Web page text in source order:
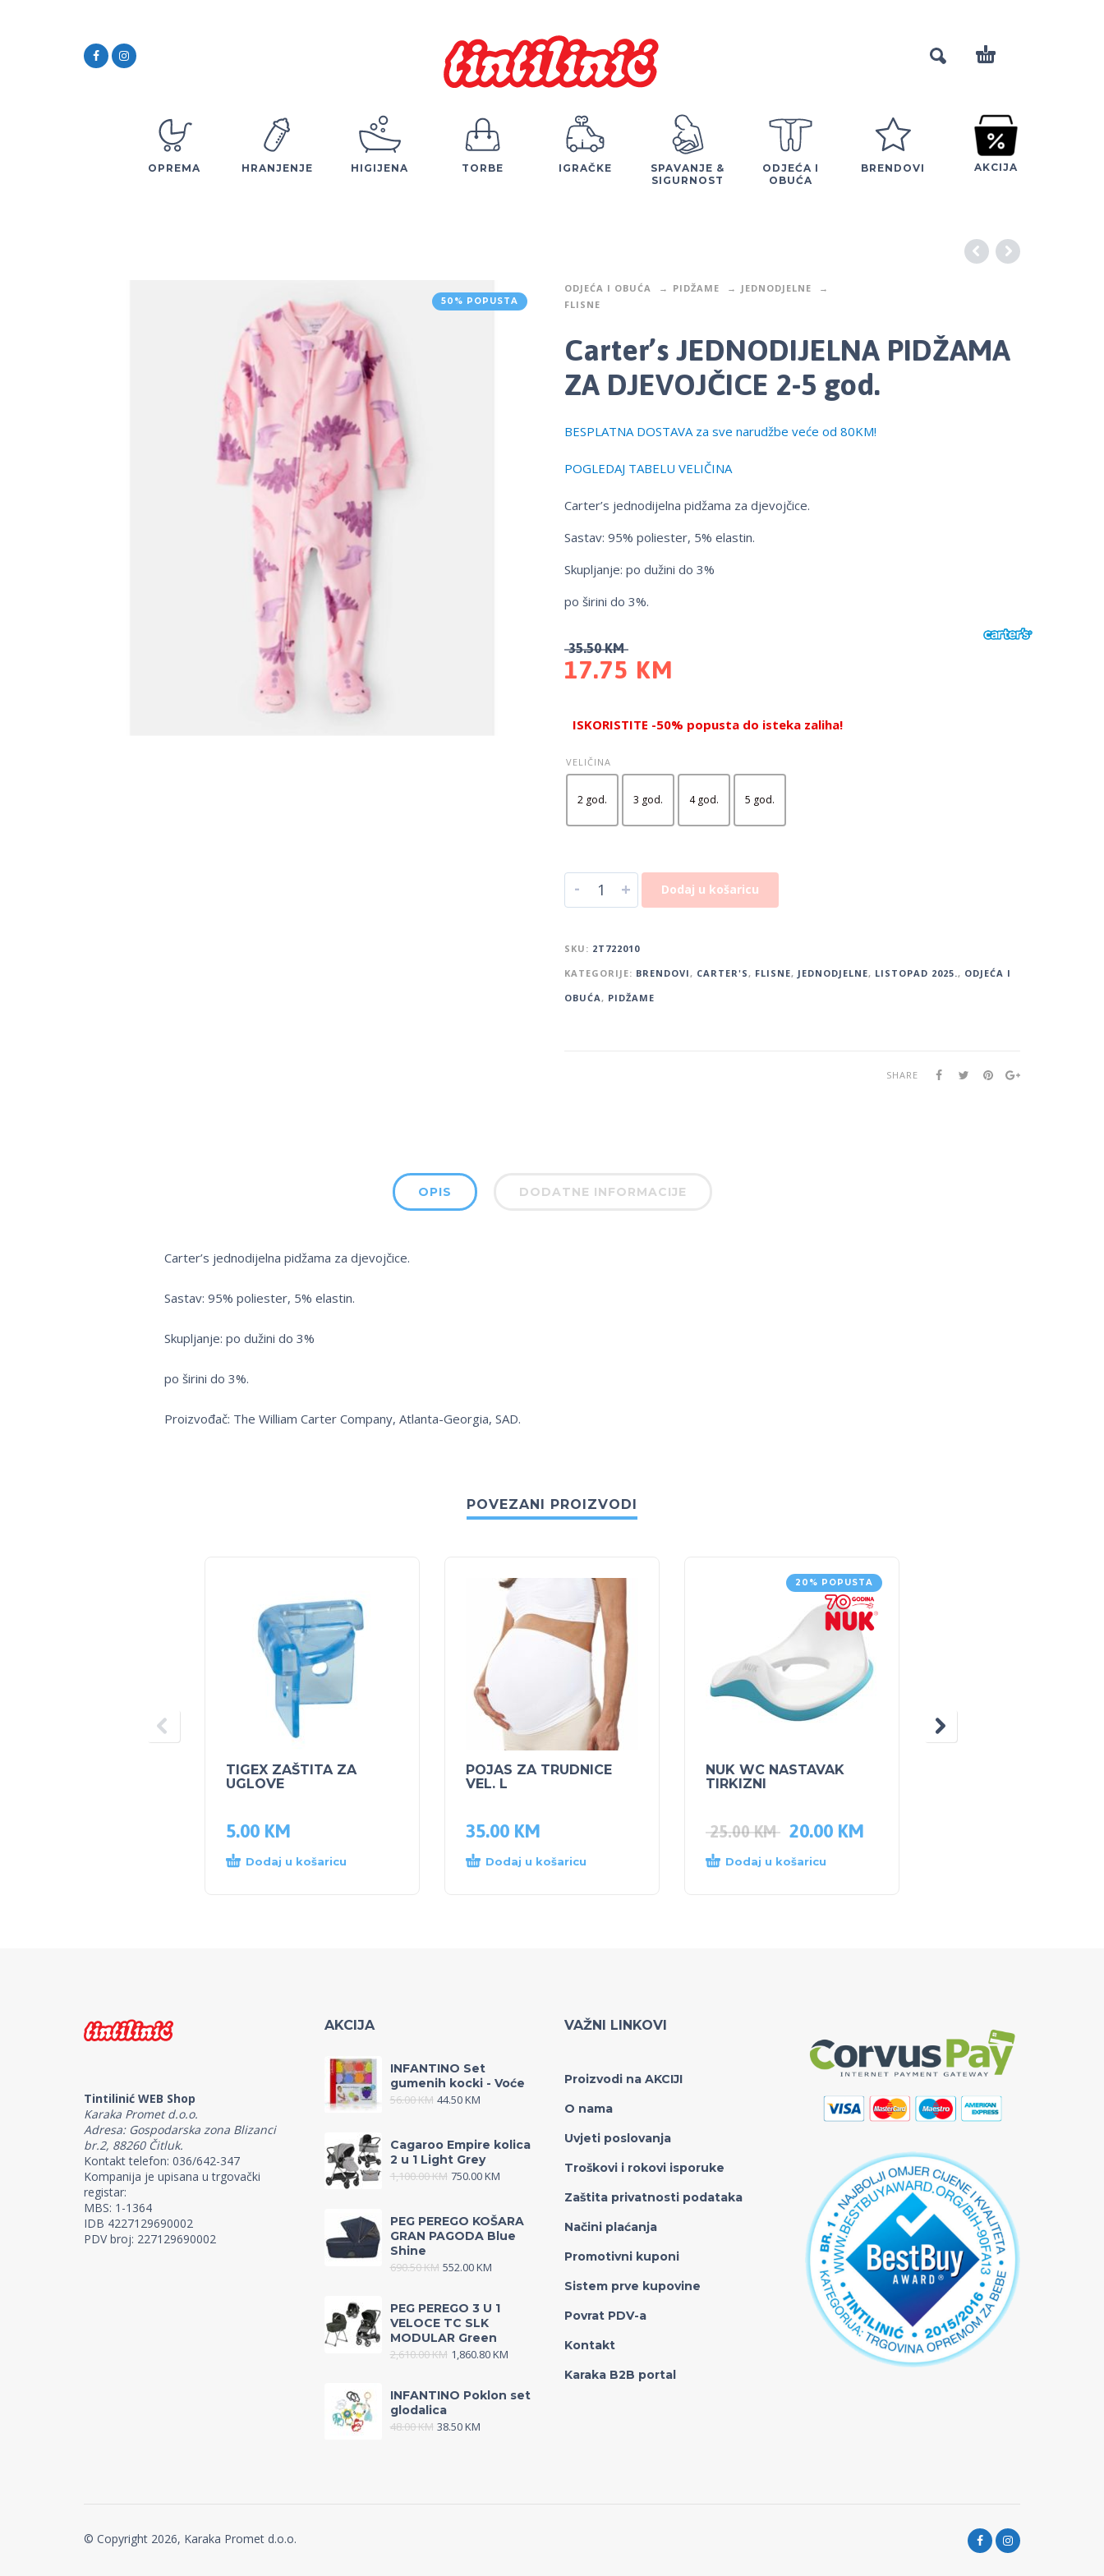
OPREMA HRANJENJE HIGIJENA TORBE IGRAČKE
SPAVANJE &
SIGURNOST
ODJEĆA I
OBUĆA
BRENDOVI AKCIJA
50% POPUSTA
ODJEĆA I OBUĆA PIDŽAME
JEDNODJELNE
FLISNE
Carter’s JEDNODIJELNA PIDŽAMA
ZA DJEVOJČICE 2-5 god.
BESPLATNA DOSTAVA za sve narudžbe veće od 80KM!
POGLEDAJ TABELU VELIČINA
Carter’s jednodijelna pidžama za djevojčice.
Sastav: 95% poliester, 5% elastin.
Skupljanje: po dužini do 3%
po širini do 3%.
35.50KM
17.75 KM
ISKORISTITE -50% popusta do isteka zaliha!
VELIČINA
2 god. 3 god. 4 god. 5 god.
- + Dodaj u košaricu
SKU: 2T722010
KATEGORIJE: BRENDOVI, CARTER'S, FLISNE, JEDNODJELNE, LISTOPAD 2025., ODJEĆA I
OBUĆA, PIDŽAME
SHARE
OPIS DODATNE INFORMACIJE
Carter’s jednodijelna pidžama za djevojčice.
Sastav: 95% poliester, 5% elastin.
Skupljanje: po dužini do 3%
po širini do 3%.
Proizvođač: The William Carter Company, Atlanta-Georgia, SAD.
POVEZANI PROIZVODI
TIGEX ZAŠTITA ZA
UGLOVE
5.00 KM
Dodaj u košaricu
POJAS ZA TRUDNICE
VEL. L
35.00 KM
Dodaj u košaricu
20% POPUSTA
NUK WC NASTAVAK
TIRKIZNI
25.00KM 20.00 KM
Dodaj u košaricu
Tintilinić WEB Shop
Karaka Promet d.o.o.
Adresa: Gospodarska zona Blizanci
br.2, 88260 Čitluk.
Kontakt telefon: 036/642-347
Kompanija je upisana u trgovački
registar:
MBS: 1-1364
IDB 4227129690002
PDV broj: 227129690002
AKCIJA
INFANTINO Set
gumenih kocki - Voće
56.00KM 44.50KM
Cagaroo Empire kolica
2 u 1 Light Grey
1,100.00KM 750.00KM
PEG PEREGO KOŠARA
GRAN PAGODA Blue
Shine
690.50KM 552.00KM
PEG PEREGO 3 U 1
VELOCE TC SLK
MODULAR Green
2,610.00KM 1,860.80KM
INFANTINO Poklon set
glodalica
48.00KM 38.50KM
VAŽNI LINKOVI
Proizvodi na AKCIJI
O nama
Uvjeti poslovanja
Troškovi i rokovi isporuke
Zaštita privatnosti podataka
Načini plaćanja
Promotivni kuponi
Sistem prve kupovine
Povrat PDV-a
Kontakt
Karaka B2B portal
© Copyright 2026, Karaka Promet d.o.o.